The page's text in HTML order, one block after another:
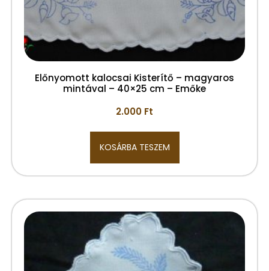
Előnyomott kalocsai Kisterítő – magyaros
mintával – 40×25 cm – Emőke
2.000 Ft
KOSÁRBA TESZEM